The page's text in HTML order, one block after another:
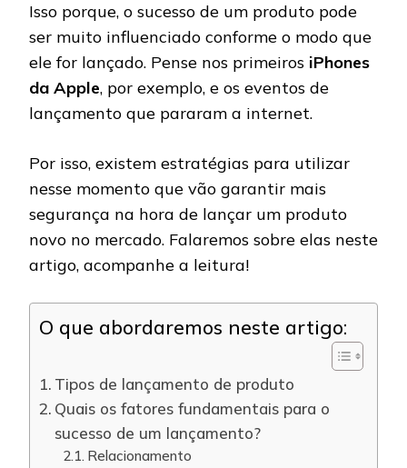
VENDAS?
Isso porque, o sucesso de um produto pode
ser muito influenciado conforme o modo que
ele for lançado. Pense nos primeiros iPhones
da Apple, por exemplo, e os eventos de
lançamento que pararam a internet.
Por isso, existem estratégias para utilizar
nesse momento que vão garantir mais
segurança na hora de lançar um produto
novo no mercado. Falaremos sobre elas neste
artigo, acompanhe a leitura!
O que abordaremos neste artigo:
Tipos de lançamento de produto
Quais os fatores fundamentais para o
sucesso de um lançamento?
Relacionamento